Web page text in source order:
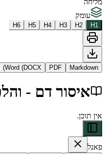
H3
H4
H5
H6
PDF
Word (DOCX)
דם - והלכות